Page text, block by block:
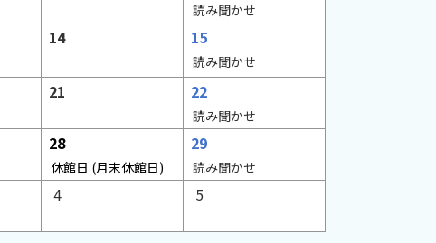
定
な
読み聞かせ
14日
定
な
15日
読み聞かせ
21
定
な
し
22日
読み聞かせ
28日
休館日 (月末休館日)
29日
読み聞かせ
4日 5日